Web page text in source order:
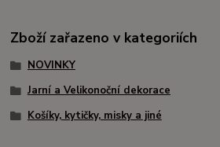
Zboží zařazeno v kategoriích
NOVINKY
Jarní a Velikonoční dekorace
Košíky, kytičky, misky a jiné